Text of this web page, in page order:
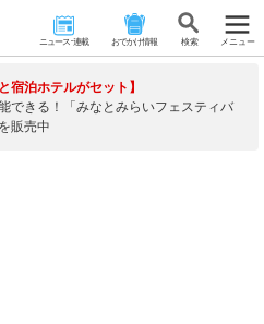
ニュース･連載 おでかけ情報 検 索 メニュー
宿泊ホテルがセット】
できる！「みなとみらいフェスティバ
販売中